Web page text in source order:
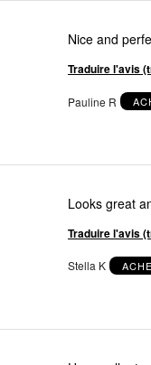
Nice and
Traduire l'avis
Pauline R
Looks great
Traduire l'avis
Stella K